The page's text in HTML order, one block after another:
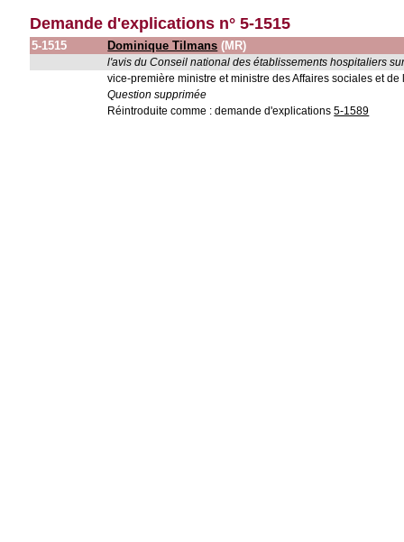
Demande d'explications n° 5-1515
5-1515 Dominique Tilmans (MR)
l'avis du Conseil national des établissements hospitaliers
vice-première ministre et ministre des Affaires sociales et
Question supprimée
Réintroduite comme : demande d'explications5-1589